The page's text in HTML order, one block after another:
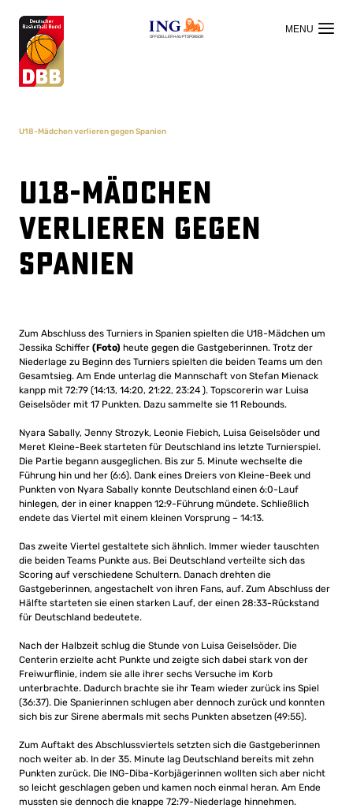
OFFIZIELLER HAUPTSPONSOR
U18-Mädchen verlieren gegen Spanien
U18-Mädchen
verlieren gegen
Spanien
Zum Abschluss des Turniers in Spanien spielten die U18-Mädchen um
Jessika Schiffer (Foto) heute gegen die Gastgeberinnen. Trotz der
Niederlage zu Beginn des Turniers spielten die beiden Teams um den
Gesamtsieg. Am Ende unterlag die Mannschaft von Stefan Mienack
kanpp mit 72:79 (14:13, 14:20, 21:22, 23:24 ). Topscorerin war Luisa
Geiselsöder mit 17 Punkten. Dazu sammelte sie 11 Rebounds.
Nyara Sabally, Jenny Strozyk, Leonie Fiebich, Luisa Geiselsöder und
Meret Kleine-Beek starteten für Deutschland ins letzte Turnierspiel.
Die Partie begann ausgeglichen. Bis zur 5. Minute wechselte die
Führung hin und her (6:6). Dank eines Dreiers von Kleine-Beek und
Punkten von Nyara Sabally konnte Deutschland einen 6:0-Lauf
hinlegen, der in einer knappen 12:9-Führung mündete. Schließlich
endete das Viertel mit einem kleinen Vorsprung – 14:13.
Das zweite Viertel gestaltete sich ähnlich. Immer wieder tauschten
die beiden Teams Punkte aus. Bei Deutschland verteilte sich das
Scoring auf verschiedene Schultern. Danach drehten die
Gastgeberinnen, angestachelt von ihren Fans, auf. Zum Abschluss der
Hälfte starteten sie einen starken Lauf, der einen 28:33-Rückstand
für Deutschland bedeutete.
Nach der Halbzeit schlug die Stunde von Luisa Geiselsöder. Die
Centerin erzielte acht Punkte und zeigte sich dabei stark von der
Freiwurflinie, indem sie alle ihrer sechs Versuche im Korb
unterbrachte. Dadurch brachte sie ihr Team wieder zurück ins Spiel
(36:37). Die Spanierinnen schlugen aber dennoch zurück und konnten
sich bis zur Sirene abermals mit sechs Punkten absetzen (49:55).
Zum Auftakt des Abschlussviertels setzten sich die Gastgeberinnen
noch weiter ab. In der 35. Minute lag Deutschland bereits mit zehn
Punkten zurück. Die ING-Diba-Korbjägerinnen wollten sich aber nicht
so leicht geschlagen geben und kamen noch einmal heran. Am Ende
mussten sie dennoch die knappe 72:79-Niederlage hinnehmen.